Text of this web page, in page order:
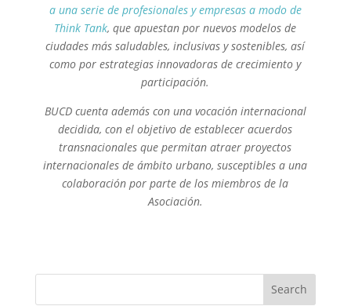
a una serie de profesionales y empresas a modo de
Think Tank, que apuestan por nuevos modelos de
ciudades más saludables, inclusivas y sostenibles, así
como por estrategias innovadoras de crecimiento y
participación.
BUCD cuenta además con una vocación internacional
decidida, con el objetivo de establecer acuerdos
transnacionales que permitan atraer proyectos
internacionales de ámbito urbano, susceptibles a una
colaboración por parte de los miembros de la
Asociación.